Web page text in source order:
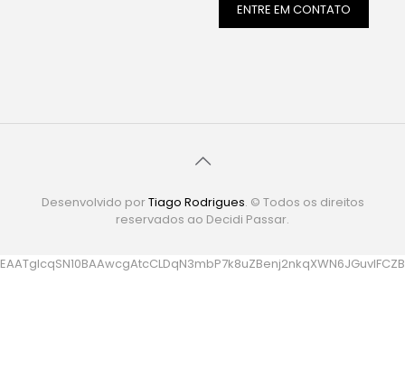
ENTRE EM CONTATO
Desenvolvido porTiago Rodrigues. © Todos os direitos
reservados ao Decidi Passar.